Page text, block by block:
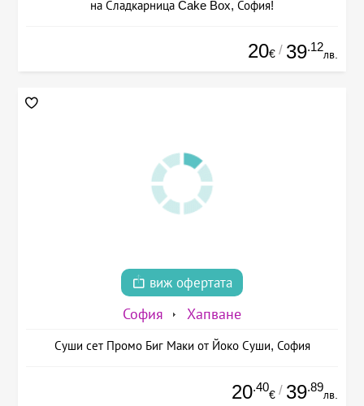
на Сладкарница Cake Box, София!
20€ / 39.12
лв.
виж офертата
София Хапване
Суши сет Промо Биг Маки от Йоко Суши, София
20.40
€ / 39.89
лв.